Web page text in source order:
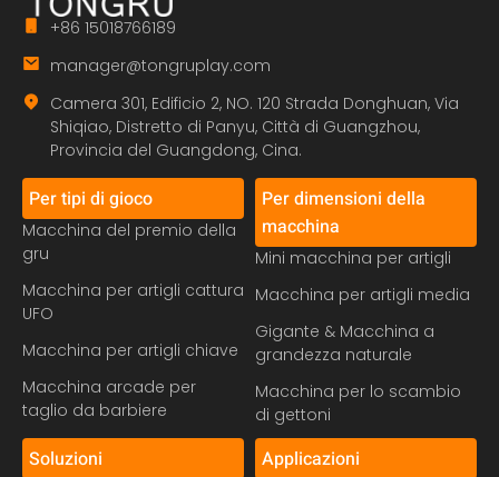
+86 15018766189
manager@tongruplay.com
Camera 301, Edificio 2, NO. 120 Strada Donghuan, Via
Shiqiao, Distretto di Panyu, Città di Guangzhou,
Provincia del Guangdong, Cina.
Per tipi di gioco
Macchina del premio della
gru
Macchina per artigli cattura
UFO
Macchina per artigli chiave
Macchina arcade per
taglio da barbiere
Per dimensioni della
macchina
Mini macchina per artigli
Macchina per artigli media
Gigante & Macchina a
grandezza naturale
Macchina per lo scambio
di gettoni
Soluzioni Applicazioni